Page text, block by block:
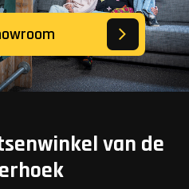
van de